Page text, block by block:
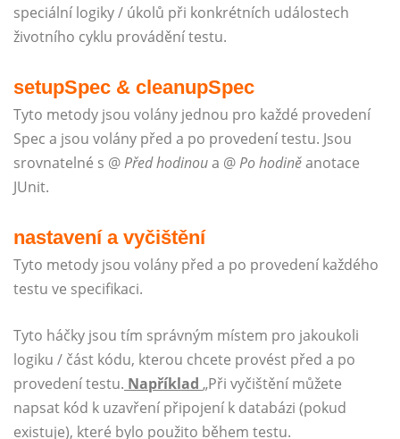
speciální logiky / úkolů při konkrétních událostech
životního cyklu provádění testu.
setupSpec & cleanupSpec
Tyto metody jsou volány jednou pro každé provedení
Spec a jsou volány před a po provedení testu. Jsou
srovnatelné s @Před hodinoua @Po hodiněanotace
JUnit.
nastavení a vyčištění
Tyto metody jsou volány před a po provedení každého
testu ve specifikaci.
Tyto háčky jsou tím správným místem pro jakoukoli
logiku / část kódu, kterou chcete provést před a po
provedení testu. Například „Při vyčištění můžete
napsat kód k uzavření připojení k databázi (pokud
existuje), které bylo použito během testu.